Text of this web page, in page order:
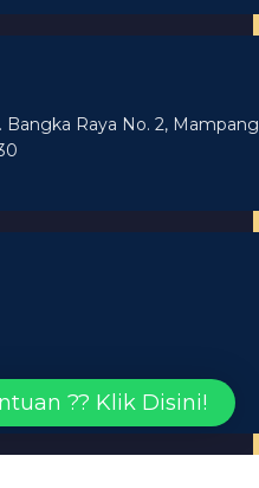
Bangka Raya No. 2, Mampang
?? Klik Disini!